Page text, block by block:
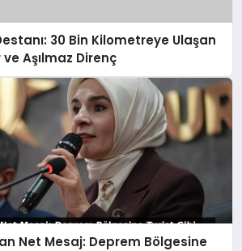
30 Bin Kilometreye Ulaşan
Aşılmaz Direnç
Net Mesaj: Deprem Bölgesine